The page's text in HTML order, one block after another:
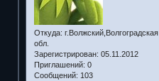
Откуда: г.Волжский,Волгоградская
обл.
Зарегистрирован: 05.11.2012
Приглашений: 0
Сообщений: 103